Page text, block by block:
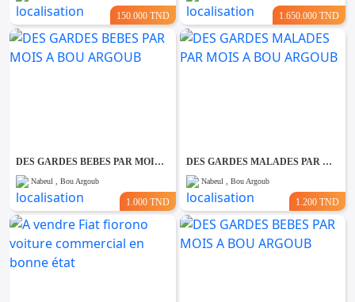
150.000 TND 1.650.000 TND
DES GARDES BEBES PAR MOIS A BOU ARGOUB
Nabeul , Bou Argoub
1.000 TND
DES GARDES MALADES PAR MOIS A BOU ARGOUB
Nabeul , Bou Argoub
1.200 TND